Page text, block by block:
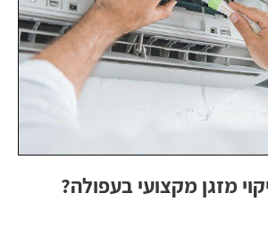
מזגן מקצועי בעפולה?